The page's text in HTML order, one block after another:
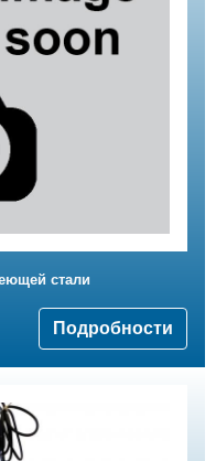
стали
Подробности